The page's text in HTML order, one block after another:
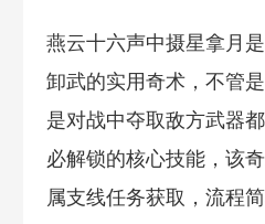
燕云十六声中摄星拿月
卸武的实用奇术，不管
是对战中夺取敌方武器
必解锁的核心技能，该
属支线任务获取，流程